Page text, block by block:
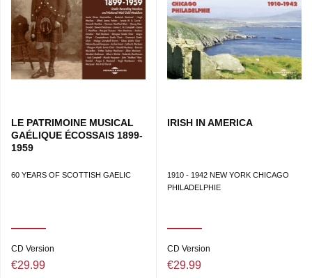
LE PATRIMOINE MUSICAL
GAÉLIQUE ÉCOSSAIS 1899-
1959
60 YEARS OF SCOTTISH GAELIC
CD Version
€29.99
IRISH IN AMERICA
1910 - 1942 NEW YORK CHICAGO
PHILADELPHIE
CD Version
€29.99